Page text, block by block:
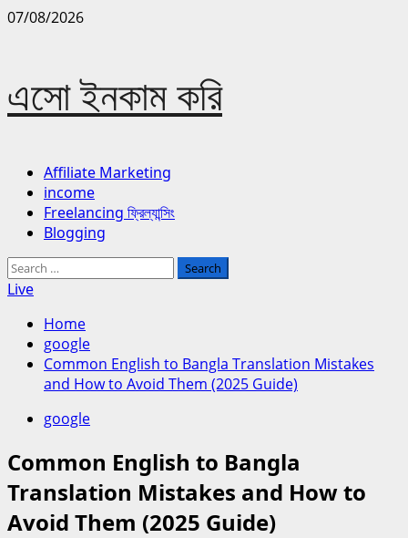
Skip
07/08/2026
এসো ইনকাম করি
Primary
Menu
Affiliate Marketing
income
Freelancing ফ্রিল্যান্সিং
Blogging
Search
for:
Live
Home
google
Common English to Bangla Translation Mistakes
and How to Avoid Them (2025 Guide)
google
Common English to Bangla
Translation Mistakes and How to
Avoid Them (2025 Guide)